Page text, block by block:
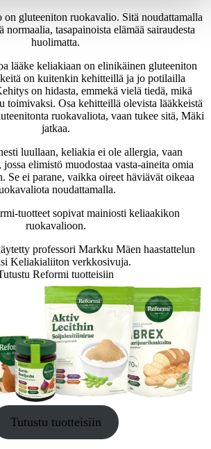
gluteeniton ruokavalio. Sitä noudattamalla
tasapainoista elämää sairaudesta
huolimatta.
lääke keliakiaan on elinikäinen gluteeniton
on kuitenkin kehitteillä ja jo potilailla
on hidasta, emmekä vielä tiedä, mikä
toimivaksi. Osa kehitteillä olevista lääkkeistä
ruokavaliota, vaan tukee sitä, Mäki
jatkaa.
luullaan, keliakia ei ole allergia, vaan
elimistö muodostaa vasta-aineita omia
Se ei parane, vaikka oireet häviävät oikeaa
noudattamalla.
tuotteet sopivat mainiosti keliaakikon
ruokavalioon.
professori Markku Mäen haastattelun
Keliakialiiton verkkosivuja.
Reformi tuotteisiin
Tutustu tuotteisiin